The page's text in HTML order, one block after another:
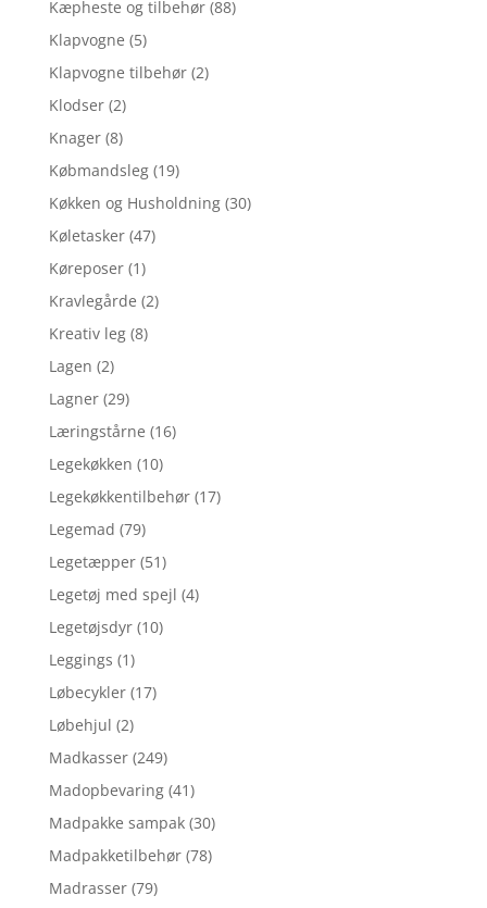
Kæpheste og tilbehør (88)
Klapvogne (5)
Klapvogne tilbehør (2)
Klodser (2)
Knager (8)
Købmandsleg (19)
Køkken og Husholdning (30)
Køletasker (47)
Køreposer (1)
Kravlegårde (2)
Kreativ leg (8)
Lagen (2)
Lagner (29)
Læringstårne (16)
Legekøkken (10)
Legekøkkentilbehør (17)
Legemad (79)
Legetæpper (51)
Legetøj med spejl (4)
Legetøjsdyr (10)
Leggings (1)
Løbecykler (17)
Løbehjul (2)
Madkasser (249)
Madopbevaring (41)
Madpakke sampak (30)
Madpakketilbehør (78)
Madrasser (79)